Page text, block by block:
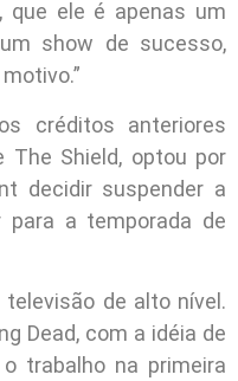
que ele é apenas um
show de sucesso,
créditos anteriores
The Shield, optou por
decidir suspender a
para a temporada de
de alto nível.
Dead, com a idéia de
trabalho na primeira